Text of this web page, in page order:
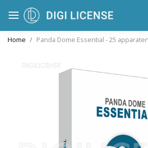
Home Panda Dome Essential - 25